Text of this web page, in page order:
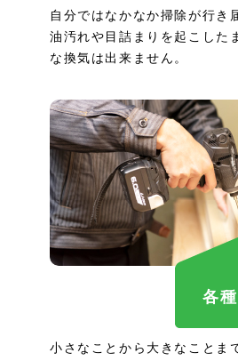
自分ではなかなか掃除が行き
油汚れや目詰まりを起こした
な換気は出来ません。
各
小さなことから大きなことま